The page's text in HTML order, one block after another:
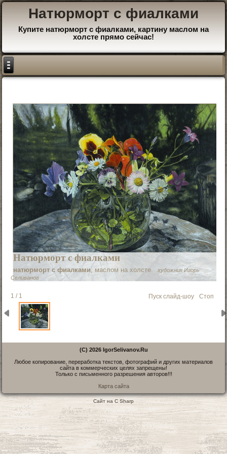
Натюрморт с фиалками
Купите натюрморт с фиалками, картину маслом на
холсте прямо сейчас!
Натюрморт с фиалками
натюрморт с фиалками, маслом на холсте.
художник Игорь
Селиванов
1 / 1 Пуск слайд-шоу Стоп
(C) 2026 IgorSelivanov.Ru
Любое копирование, переработка текстов, фотографий и других материалов
сайта в коммерческих целях запрещены!
Только с письменного разрешения авторов!!!
Карта сайта
Сайт на C Sharp